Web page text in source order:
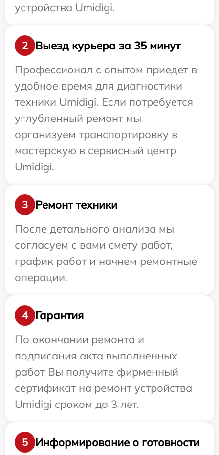
устройства Umidigi.
2
Выезд курьера за 35 минут
Профессионал с опытом приедет в
удобное время для диагностики
техники Umidigi. Если потребуется
углубленный ремонт мы
организуем транспортировку в
мастерскую в сервисный центр
Umidigi.
3
Ремонт техники
После детального анализа мы
согласуем с вами смету работ,
график работ и начнем ремонтные
операции.
4
Гарантия
По окончании ремонта и
подписания акта выполненных
работ Вы получите фирменный
сертификат на ремонт устройства
Umidigi сроком до 3 лет.
5
Информирование о готовности